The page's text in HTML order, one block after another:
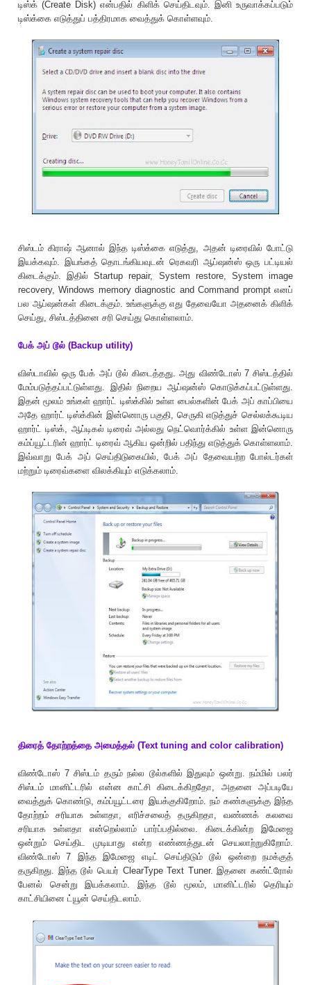
டிஸ்க் (Create Disk) என்பதில் கிளிக் செய்திடவும். இனி உருவாக்கப்படும்
டிஸ்க்கை எடுத்துப் பத்திரமாக வைத்துக் கொள்ளவும்.
சிஸ்டம் கிராஷ் ஆனால் இந்த டிஸ்க்கை எடுத்து, அதன் டிரைவில் போட்டு
இயக்கவும். இயங்கத் தொடங்கியவுடன் ரெகவரி ஆப்ஷன்ஸ் ஒரு பட்டியல்
கிடைக்கும். இதில் Startup repair, System restore, System image
recovery, Windows memory diagnostic and Command prompt எனப்
பல ஆப்ஷன்கள் கிடைக்கும். உங்களுக்கு எது தேவையோ அதனைக் கிளிக்
செய்து, சிஸ்டத்தினை சரி செய்து கொள்ளலாம்.
பேக் அப் டூல் (Backup utility)
விஸ்டாவில் ஒரு பேக் அப் டூல் கிடைத்தது. அது விண்டோஸ் 7 சிஸ்டத்தில்
மேம்படுத்தப்பட்டுள்ளது. இதில் நிறைய ஆப்ஷன்ஸ் கொடுக்கப்பட்டுள்ளது.
இதன் மூலம் உங்கள் ஹார்ட் டிஸ்க்கில் உள்ள பைல்களின் பேக் அப் காப்பியை
அதே ஹார்ட் டிஸ்க்கின் இன்னொரு பகுதி, செருகி எடுத்துச் செல்லக்கூடிய
ஹார்ட் டிஸ்க், ஆப்டிகல் டிரைவ் அல்லது நெட்வொர்க்கில் உள்ள இன்னொரு
கம்ப்யூட்டரின் ஹார்ட் டிரைவ் ஆகிய ஒன்றில் பதிந்து எடுத்துக் கொள்ளலாம்.
இவ்வாறு பேக் அப் செய்திடுகையில், பேக் அப் தேவையற்ற போல்டர்கள்
மற்றும் டிரைவ்களை விலக்கியும் எடுக்கலாம்.
திரைத் தோற்றத்தை அமைத்தல் (Text tuning and color calibration)
விண்டோஸ் 7 சிஸ்டம் தரும் நல்ல டூல்களில் இதுவும் ஒன்று. நம்மில் பலர்
சிஸ்டம் மானிட்டரில் என்ன காட்சி கிடைக்கிறதோ, அதனை அப்படியே
வைத்துக் கொண்டு, கம்ப்யூட்டரை இயக்குகிறோம். நம் கண்களுக்கு இந்த
தோற்றம் சரியாக உள்ளதா, எரிச்சலைத் தருகிறதா, வண்ணக் கலவை
சரியாக உள்ளதா என்றெல்லாம் பார்ப்பதில்லை. கிடைக்கின்ற இமேஜை
ஒன்றும் செய்திட முடியாது என்ற எண்ணத்துடன் செயலாற்றுகிறோம்.
விண்டோஸ் 7 இந்த இமேஜை எடிட் செய்திடும் டூல் ஒன்றை நமக்குத்
தருகிறது. இந்த டூல் பெயர் ClearType Text Tuner. இதனை கண்ட்ரோல்
பேனல் சென்று இயக்கலாம். இந்த டூல் மூலம், மானிட்டரில் தெரியும்
காட்சியினை ட்யூன் செய்திடலாம்.